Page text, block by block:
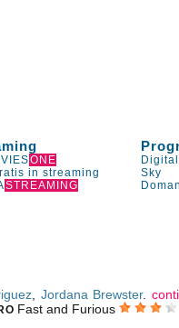
ONE
in streaming Sky
STREAMING
Jordana Brewster.
Fast and Furious